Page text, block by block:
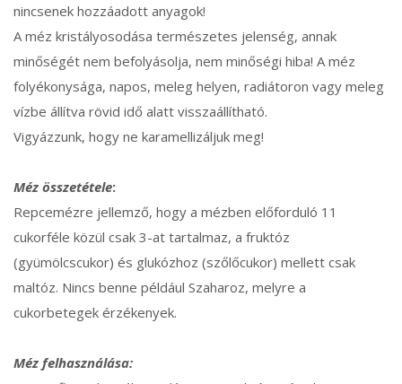
nincsenek hozzáadott anyagok!
A méz kristályosodása természetes jelenség, annak
minőségét nem befolyásolja, nem minőségi hiba! A méz
folyékonysága, napos, meleg helyen, radiátoron vagy meleg
vízbe állítva rövid idő alatt visszaállítható.
Vigyázzunk, hogy ne karamellizáljuk meg!
Méz összetétele:
Repcemézre jellemző, hogy a mézben előforduló 11
cukorféle közül csak 3-at tartalmaz, a fruktóz
(gyümölcscukor) és glukózhoz (szőlőcukor) mellett csak
maltóz. Nincs benne például Szaharoz, melyre a
cukorbetegek érzékenyek.
Méz felhasználása: